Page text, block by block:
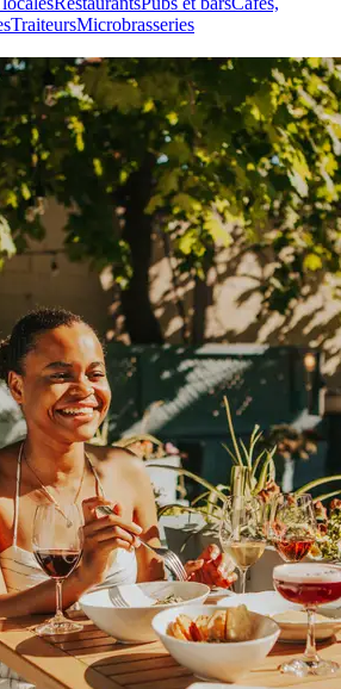
TraiteursMicrobrasseries